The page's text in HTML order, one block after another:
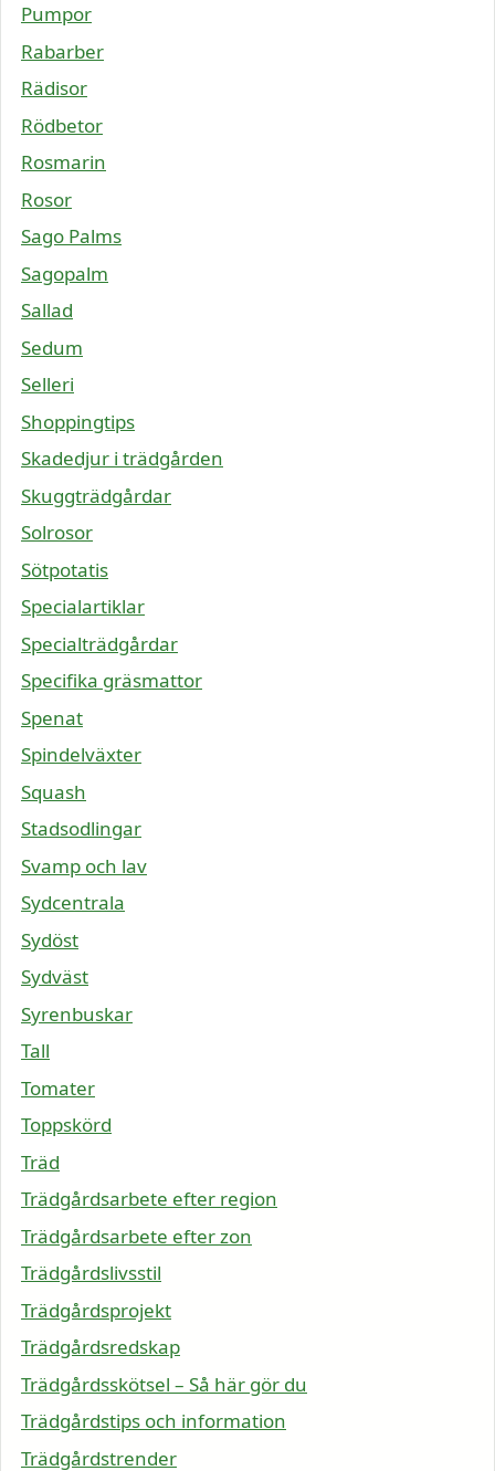
Pumpor
Rabarber
Rädisor
Rödbetor
Rosmarin
Rosor
Sago Palms
Sagopalm
Sallad
Sedum
Selleri
Shoppingtips
Skadedjur i trädgården
Skuggträdgårdar
Solrosor
Sötpotatis
Specialartiklar
Specialträdgårdar
Specifika gräsmattor
Spenat
Spindelväxter
Squash
Stadsodlingar
Svamp och lav
Sydcentrala
Sydöst
Sydväst
Syrenbuskar
Tall
Tomater
Toppskörd
Träd
Trädgårdsarbete efter region
Trädgårdsarbete efter zon
Trädgårdslivsstil
Trädgårdsprojekt
Trädgårdsredskap
Trädgårdsskötsel – Så här gör du
Trädgårdstips och information
Trädgårdstrender